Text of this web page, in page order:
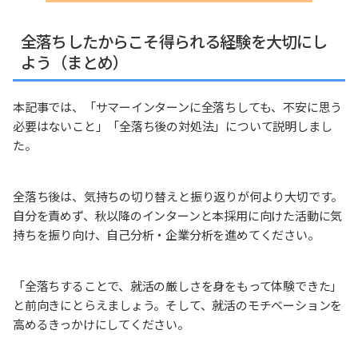
全落ちしたからこそ得られる経験を大切にし
よう（まとめ）
本記事では、「サマーインターンに全落ちしても、不安に思う
必要はないこと」「全落ち後の対処法」について説明しまし
た。
全落ち後は、気持ちの切り替えと振り返りが何より大切です。
自分を責めず、秋以降のインターンと本採用に向けた活動に気
持ちを振り向け、自己分析・企業分析を進めてください。
「全落ちすることで、就活の厳しさを身をもって体験できた」
と前向きにとらえましょう。そして、就活のモチベーションを
高めるきっかけにしてください。